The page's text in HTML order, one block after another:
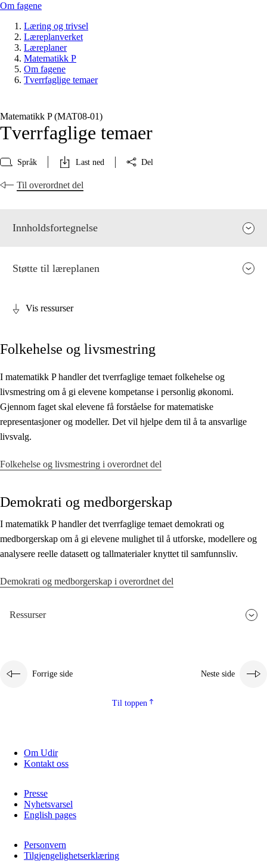
Om fagene
Læring og trivsel
Læreplanverket
Læreplaner
Matematikk P
Om fagene
Tverrfaglige temaer
Matematikk P (MAT08‑01)
Tverrfaglige temaer
Språk Last ned Del
Til overordnet del
Innholdsfortegnelse
Kjerneelementer
Tverrfaglige temaer
Grunnleggende ferdigheter
Støtte til læreplanen
Vis ressurser
Folkehelse og livsmestring
I matematikk P handler det tverrfaglige temaet folkehelse og
livsmestring om å gi elevene kompetanse i personlig økonomi.
Gjennom faget skal elevene få forståelse for matematiske
representasjoner og modeller. Det vil hjelpe dem til å ta ansvarlige
livsvalg.
Folkehelse og livsmestring i overordnet del
Demokrati og medborgerskap
I matematikk P handler det tverrfaglige temaet demokrati og
medborgerskap om å gi elevene mulighet til å utforske, modellere og
analysere reelle datasett og tallmaterialer knyttet til samfunnsliv.
Demokrati og medborgerskap i overordnet del
Ressurser
Forrige side Neste side
Til toppen
Om Udir
Kontakt oss
Presse
Nyhetsvarsel
English pages
Personvern
Tilgjengelighetserklæring